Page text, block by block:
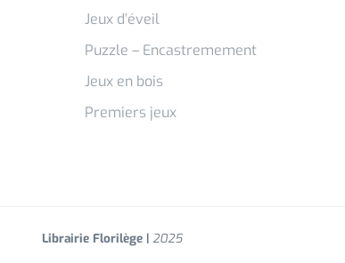
Jeux d’éveil
Puzzle – Encastremement
Jeux en bois
Premiers jeux
Librairie Florilège | 2025